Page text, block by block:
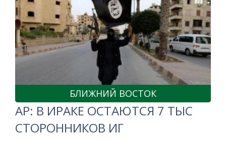
БЛИЖНИЙ ВОСТОК
AP: В ИРАКЕ ОСТАЮТСЯ 7 ТЫС
СТОРОННИКОВ ИГ